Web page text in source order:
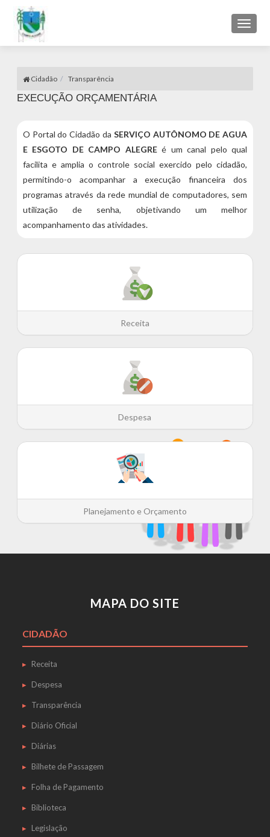
Toggle
Cidadão Transparência
EXECUÇÃO ORÇAMENTÁRIA
O Portal do Cidadão da SERVIÇO AUTÔNOMO DE AGUA
E ESGOTO DE CAMPO ALEGREé um canal pelo qual
facilita e amplia o controle social exercido pelo cidadão,
permitindo-o acompanhar a execução financeira dos
programas através da rede mundial de computadores, sem
utilização de senha, objetivando um melhor
acompanhamento das atividades.
Receita
Despesa
Planejamento e Orçamento
MAPA DO SITE
CIDADÃO
Receita
Despesa
Transparência
Diário Oficial
Diárias
Bilhete de Passagem
Folha de Pagamento
Biblioteca
Legislação